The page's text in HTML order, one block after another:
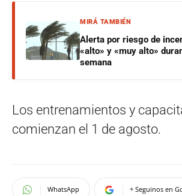
MIRÁ TAMBIÉN
Alerta por riesgo de
«alto» y «muy alto»
semana
Los entrenamientos y
comienzan el 1 de agosto.
WhatsApp + Seguinos en